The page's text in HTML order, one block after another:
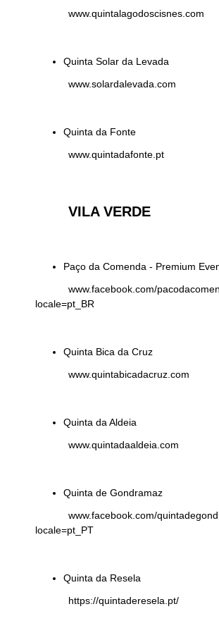
www.quintalagodoscisnes.com
Quinta Solar da Levada
www.solardalevada.com
Quinta da Fonte
www.quintadafonte.pt
VILA VERDE
Paço da Comenda - Premium
www.facebook.com/
locale=pt_BR
Quinta Bica da Cruz
www.quintabicadacruz.com
Quinta da Aldeia
www.quintadaaldeia.com
Quinta de Gondramaz
www.facebook.com/
locale=pt_PT
Quinta da Resela
https://quintaderesela.pt/